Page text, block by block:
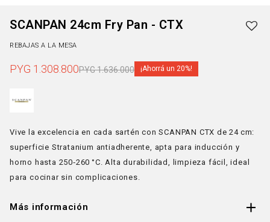
SCANPAN 24cm Fry Pan - CTX
REBAJAS A LA MESA
PYG 1.308.800PYG1.636.000 20
Vive la excelencia en cada sartén con SCANPAN CTX de 24 cm:
superficie Stratanium antiadherente, apta para inducción y
horno hasta 250‑260 °C. Alta durabilidad, limpieza fácil, ideal
para cocinar sin complicaciones.
Más información